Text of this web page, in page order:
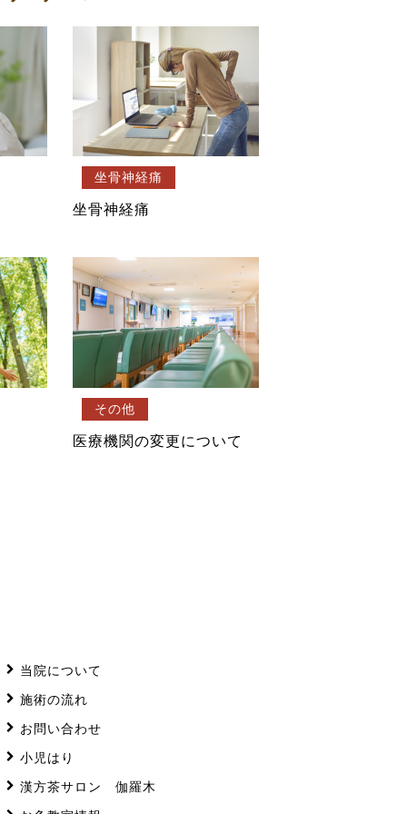
坐骨神経痛
坐骨神経痛
その他
医療機関の変更について
当院について
施術の流れ
お問い合わせ
小児はり
漢方茶サロン 伽羅木